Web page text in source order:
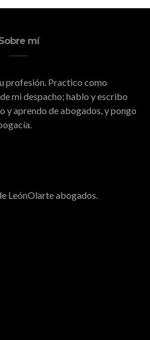
mí
profesión. Practico como
mi despacho; hablo y escribo
y aprendo de abogados, y pongo
LeónOlarte abogados.